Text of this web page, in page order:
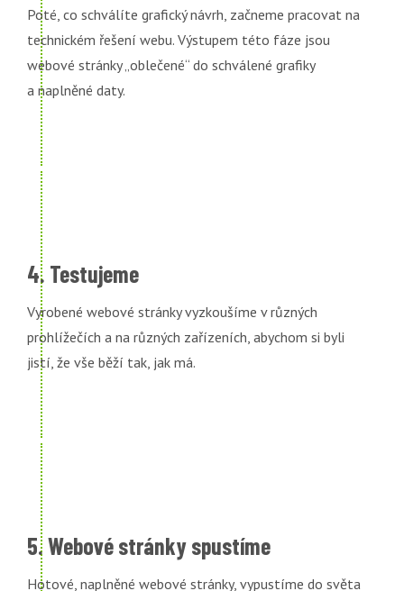
Poté, co schválíte grafický návrh, začneme pracovat na
technickém řešení webu. Výstupem této fáze jsou
webové stránky „oblečené“ do schválené grafiky
a naplněné daty.
4. Testujeme
Vyrobené webové stránky vyzkoušíme v různých
prohlížečích a na různých zařízeních, abychom si byli
jistí, že vše běží tak, jak má.
5. Webové stránky spustíme
Hotové, naplněné webové stránky, vypustíme do světa